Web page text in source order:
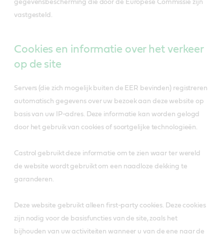
gegevensbescherming die door de Europese Commissie zijn
vastgesteld.
Cookies en informatie over het verkeer
op de site
Servers (die zich mogelijk buiten de EER bevinden) registreren
automatisch gegevens over uw bezoek aan deze website op
basis van uw IP-adres. Deze informatie kan worden gelogd
door het gebruik van cookies of soortgelijke technologieën.
Castrol gebruikt deze informatie om te zien waar ter wereld
de website wordt gebruikt om een naadloze dekking te
garanderen.
Deze website gebruikt alleen first-party cookies. Deze cookies
zijn nodig voor de basisfuncties van de site, zoals het
bijhouden van uw activiteiten wanneer u van de ene naar de